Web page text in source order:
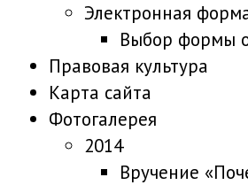
Электронная
Выбор формы
Правовая культура
Карта сайта
Фотогалерея
2014
Вручение